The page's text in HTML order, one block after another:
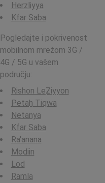
Herzliyya
Kfar Saba
Pogledajte i pokrivenost
mobilnom mrežom 3G /
4G / 5G u vašem
području:
Rishon LeẔiyyon
Petaẖ Tiqwa
Netanya
Kfar Saba
Ra'anana
Modiin
Lod
Ramla